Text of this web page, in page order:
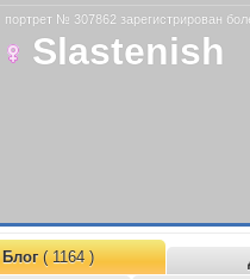
портрет № 307862 зарегистрирован
Slastenish
Блог( 1164 )